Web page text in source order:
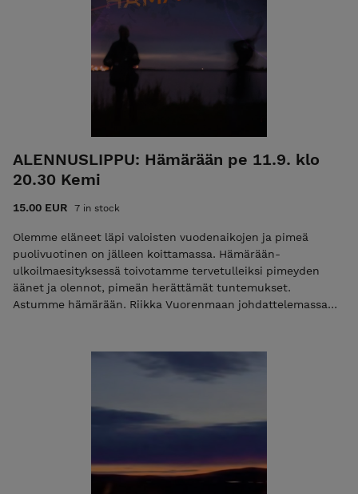
ALENNUSLIPPU: Hämärään pe 11.9. klo
20.30 Kemi
15.00 EUR 7 in stock
Olemme eläneet läpi valoisten vuodenaikojen ja pimeä
puolivuotinen on jälleen koittamassa. Hämärään-
ulkoilmaesityksessä toivotamme tervetulleiksi pimeyden
äänet ja olennot, pimeän herättämät tuntemukset.
Astumme hämärään. Riikka Vuorenmaan johdattelemassa
esittämä musiikki sekä eri vuodenaikoina tehdyistä
äänityksistä koostuva äänimaisema kuljettavat tunnelmasta
äänet osallistuvat esitykseen omilla tavoillaan. Aloitus- ja
lopetuspaikka: Mansikkanokan aallonmurtaja,
/ 15 € (opiskelijat, työttömät, eläkeläiset) Huom! Rajoitettu
osallistujamäärä. Liput vain etukäteen Piste Kollektiivin